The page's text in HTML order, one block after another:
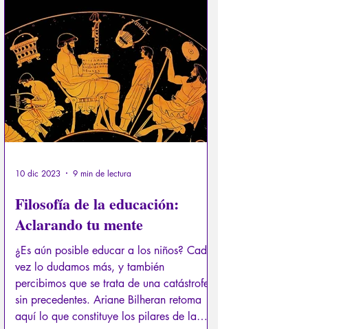
Filosofía de la educación:
Aclarando tu mente
¿Es aún posible educar a los niños? Cada
vez lo dudamos más, y también
percibimos que se trata de una catástrofe
sin precedentes. Ariane Bilheran retoma
aquí lo que constituye los pilares de la
10 dic 2023 9 min de lectura